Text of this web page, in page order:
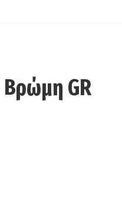
Βρώμη GR